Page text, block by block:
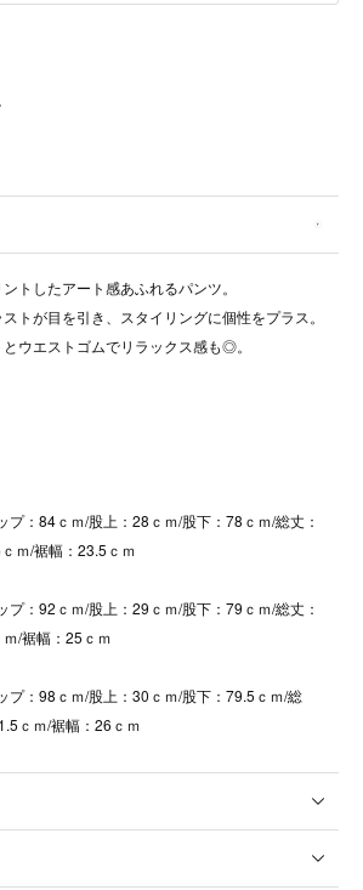
トしたアート感あふれるパンツ。
トが目を引き、スタイリングに個性をプラス。
ウエストゴムでリラックス感も◎。
プ：84ｃｍ/股上：28ｃｍ/股下：78ｃｍ/総丈：
ｍ/裾幅：23.5ｃｍ
プ：92ｃｍ/股上：29ｃｍ/股下：79ｃｍ/総丈：
/裾幅：25ｃｍ
プ：98ｃｍ/股上：30ｃｍ/股下：79.5ｃｍ/総
ｃｍ/裾幅：26ｃｍ